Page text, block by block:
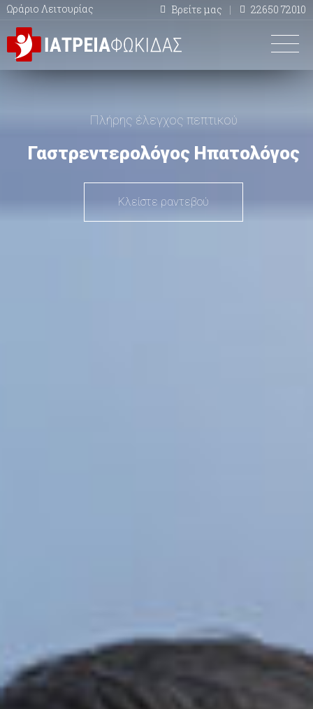
Ωράριο Λειτουρίας Βρείτε μας 22650 72010
Πλήρης έλεγχος πεπτικού
Γαστρεντερολόγος Ηπατολόγος
Κλείστε ραντεβού